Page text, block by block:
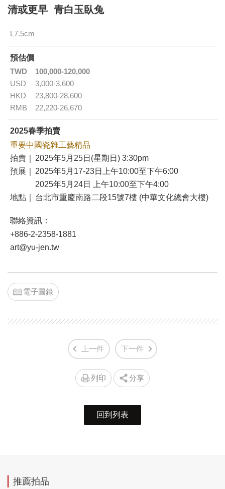
清或更早 青白玉臥兔
L7.5cm
預估價
TWD
100,000-120,000
USD
3,000-3,600
HKD
23,800-28,600
RMB
22,220-26,670
2025春季拍賣
重要中國瓷雜工藝精品
拍賣｜
2025年5月25日(星期日) 3:30pm
預展｜
2025年5月17-23日上午10:00至下午6:00
2025年5月24日 上午10:00至下午4:00
地點｜
台北市重慶南路二段15號7樓 (中華文化總會大樓)
聯絡資訊：
+886-2-2358-1881
art@yu-jen.tw
電子圖錄
上一件 下一件
列印 分享
回到列表
推薦拍品